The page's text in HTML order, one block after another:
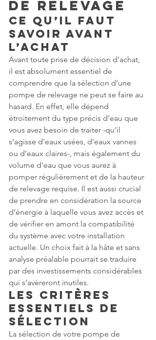
de Relevage
Ce qu’il faut
savoir avant
l’achat
Avant toute prise de décision d’achat,
il est absolument essentiel de
comprendre que la sélection d’une
pompe de relevage ne peut se faire au
hasard. En effet, elle dépend
étroitement du type précis d’eau que
vous avez besoin de traiter -qu’il
s’agisse d’eaux usées, d’eaux vannes
ou d’eaux claires-, mais également du
volume d’eau que vous aurez à
pomper régulièrement et de la hauteur
de relevage requise. Il est aussi crucial
de prendre en considération la source
d’énergie à laquelle vous avez accès et
de vérifier en amont la compatibilité
du système avec votre installation
actuelle. Un choix fait à la hâte et sans
analyse préalable pourrait se traduire
par des investissements considérables
qui s’avèreront inutiles.
Les critères
essentiels de
sélection
La sélection de votre pompe de